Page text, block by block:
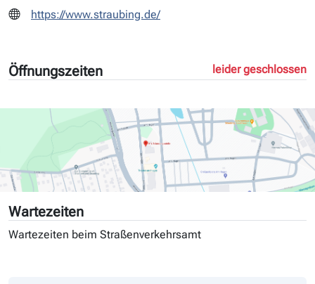
https://www.straubing.de/
Öffnungszeiten leider geschlossen
Wartezeiten
Wartezeiten beim Straßenverkehrsamt